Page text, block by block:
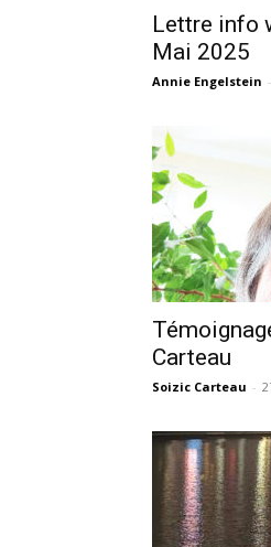
Lettre info
Mai 2025
Annie Engelstein -
Carteau
Soizic Carteau -